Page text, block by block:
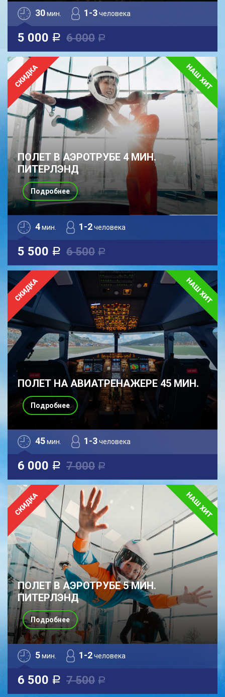
30мин. 1-3человека
5 000 a 6 000 a
ПОЛЕТ В АЭРОТРУБЕ 4 МИН.
ПИТЕРЛЭНД
4мин. 1-2человека
5 500 a 6 500 a
Подробнее
ПОЛЕТ НА АВИАТРЕНАЖЕРЕ 45 МИН.
45мин. 1-3человека
6 000 a 7 000 a
Подробнее
ПОЛЕТ В АЭРОТРУБЕ 5 МИН.
ПИТЕРЛЭНД
5мин. 1-2человека
6 500 a 7 500 a
Подробнее